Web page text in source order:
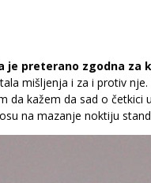
je preterano zgodna za
mišljenja i za i protiv
da kažem da sad o
na mazanje noktiju